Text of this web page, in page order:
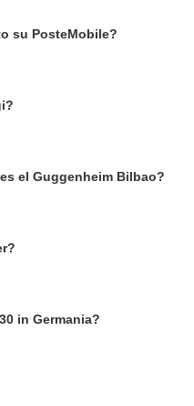
su PosteMobile?
el Guggenheim Bilbao?
in Germania?